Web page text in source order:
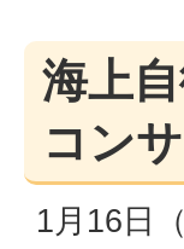
海上
コン
1月16日